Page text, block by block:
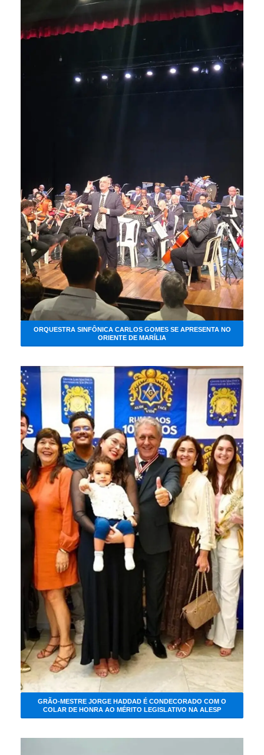
ORQUESTRA SINFÔNICA CARLOS GOMES SE APRESENTA NO
ORIENTE DE MARÍLIA
GRÃO-MESTRE JORGE HADDAD É CONDECORADO COM O
COLAR DE HONRA AO MÉRITO LEGISLATIVO NA ALESP